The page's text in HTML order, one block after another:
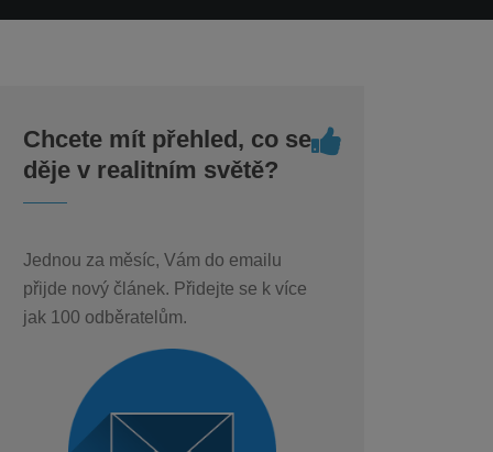
Chcete mít přehled, co se
děje v realitním světě?
Jednou za měsíc, Vám do emailu
přijde nový článek. Přidejte se k více
jak 100 odběratelům.